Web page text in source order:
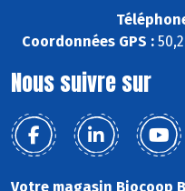
Coordonnées GPS :
Nous suivre sur
Votre magasin Biocoop